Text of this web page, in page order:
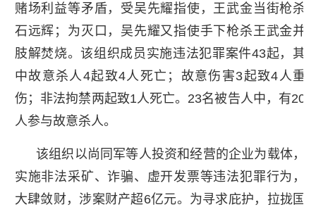
赌场利益等矛盾，受吴先耀指使，王武金当街枪杀
石远辉；为灭口，吴先耀又指使手下枪杀王武金并
肢解焚烧。该组织成员实施违法犯罪案件43起，其
中故意杀人4起致4人死亡；故意伤害3起致4人重
伤；非法拘禁两起致1人死亡。23名被告人中，有20
人参与故意杀人。
该组织以尚同军等人投资和经营的企业为载体，
实施非法采矿、诈骗、虚开发票等违法犯罪行为，
大肆敛财，涉案财产超6亿元。为寻求庇护，拉拢国